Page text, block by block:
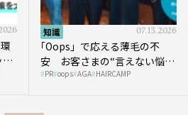
知識 07.13.2026
｢Oops」で応える薄毛の不
安 お客さまの“言えない悩
み”にどう向き合う？ ＃01
PR oops AGA HAIRCAMP